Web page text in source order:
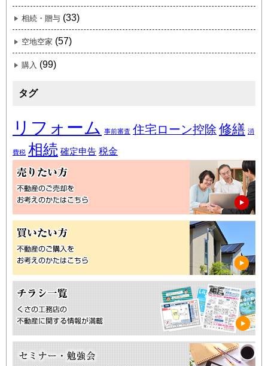
相続・贈与 (33)
空地空家 (57)
購入 (99)
タグ
リフォーム 事前審査 住宅ローン控除 修繕 消
費税 相続 確定申告 税金